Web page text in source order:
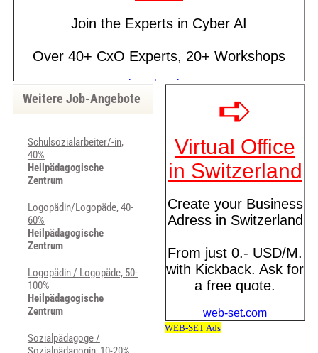
Weitere Job-Angebote
Schulsozialarbeiter/-in,
40%
Heilpädagogische
Zentrum
Logopädin/Logopäde, 40-
60%
Heilpädagogische
Zentrum
Logopädin / Logopäde, 50-
100%
Heilpädagogische
Zentrum
Sozialpädagoge /